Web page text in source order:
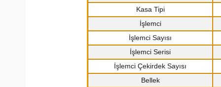
Kasa Tipi
İşlemci
İşlemci Sayısı
İşlemci Serisi
İşlemci Çekirdek Sayısı
Bellek